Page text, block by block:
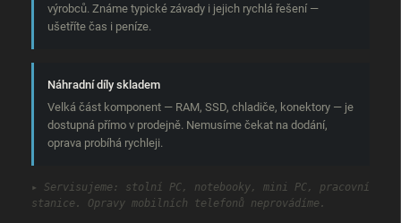
výrobců. Známe typické závady i jejich rychlá řešení —
ušetříte čas i peníze.
Náhradní díly skladem
Velká část komponent — RAM, SSD, chladiče, konektory — je
dostupná přímo v prodejně. Nemusíme čekat na dodání,
oprava probíhá rychleji.
▸ Servisujeme: stolní PC, notebooky, mini PC, pracovní
stanice. Opravy mobilních telefonů neprovádíme.